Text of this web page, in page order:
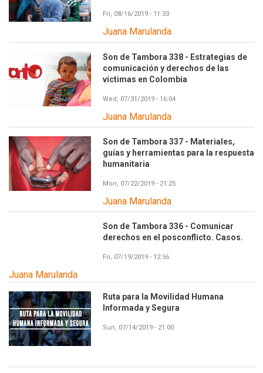
Fri, 08/16/2019 - 11:33
Juana Marulanda
Son de Tambora 338 - Estrategias de
comunicación y derechos de las
víctimas en Colombia
Wed, 07/31/2019 - 16:04
Juana Marulanda
Son de Tambora 337 - Materiales,
guías y herramientas para la respuesta
humanitaria
Mon, 07/22/2019 - 21:25
Juana Marulanda
Son de Tambora 336 - Comunicar
derechos en el posconflicto. Casos.
Fri, 07/19/2019 - 12:56
Juana Marulanda
Ruta para la Movilidad Humana
Informada y Segura
Sun, 07/14/2019 - 21:00